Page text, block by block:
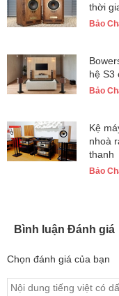
thời
Bảo
hệ S3
Bảo
Kệ
nhoà
thanh
Bảo
Bình luận Đánh giá
Chọn đánh giá của bạn